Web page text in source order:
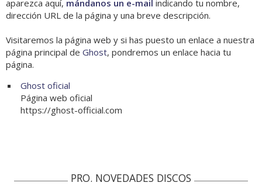
aparezca aquí, mándanos un e-mail indicando tu nombre,
dirección URL de la página y una breve descripción.
Visitaremos la página web y si has puesto un enlace a nuestra
página principal de Ghost, pondremos un enlace hacia tu
página.
Ghost oficial
Página web oficial
https://ghost-official.com
PRO. NOVEDADES DISCOS